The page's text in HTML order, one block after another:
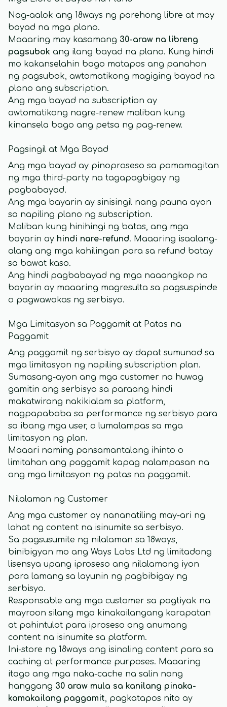
Nag-aalok ang 18ways ng parehong libre at may
bayad na mga plano.
Maaaring may kasamang 30-araw na libreng
pagsubok ang ilang bayad na plano. Kung hindi
mo kakanselahin bago matapos ang panahon
ng pagsubok, awtomatikong magiging bayad na
plano ang subscription.
Ang mga bayad na subscription ay
awtomatikong nagre-renew maliban kung
kinansela bago ang petsa ng pag-renew.
Pagsingil at Mga Bayad
Ang mga bayad ay pinoproseso sa pamamagitan
ng mga third-party na tagapagbigay ng
pagbabayad.
Ang mga bayarin ay sinisingil nang pauna ayon
sa napiling plano ng subscription.
Maliban kung hinihingi ng batas, ang mga
bayarin ay hindi nare-refund. Maaaring isaalang-
alang ang mga kahilingan para sa refund batay
sa bawat kaso.
Ang hindi pagbabayad ng mga naaangkop na
bayarin ay maaaring magresulta sa pagsuspinde
o pagwawakas ng serbisyo.
Mga Limitasyon sa Paggamit at Patas na
Paggamit
Ang paggamit ng serbisyo ay dapat sumunod sa
mga limitasyon ng napiling subscription plan.
Sumasang-ayon ang mga customer na huwag
gamitin ang serbisyo sa paraang hindi
makatwirang nakikialam sa platform,
nagpapababa sa performance ng serbisyo para
sa ibang mga user, o lumalampas sa mga
limitasyon ng plan.
Maaari naming pansamantalang ihinto o
limitahan ang paggamit kapag nalampasan na
ang mga limitasyon ng patas na paggamit.
Nilalaman ng Customer
Ang mga customer ay nananatiling may-ari ng
lahat ng content na isinumite sa serbisyo.
Sa pagsusumite ng nilalaman sa 18ways,
binibigyan mo ang Ways Labs Ltd ng limitadong
lisensya upang iproseso ang nilalamang iyon
para lamang sa layunin ng pagbibigay ng
serbisyo.
Responsable ang mga customer sa pagtiyak na
mayroon silang mga kinakailangang karapatan
at pahintulot para iproseso ang anumang
content na isinumite sa platform.
Ini-store ng 18ways ang isinaling content para sa
caching at performance purposes. Maaaring
itago ang mga naka-cache na salin nang
hanggang 30 araw mula sa kanilang pinaka-
kamakailang paggamit, pagkatapos nito ay